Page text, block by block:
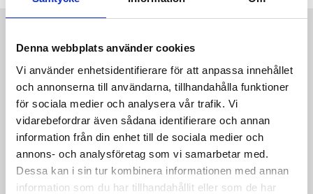
Denna webbplats använder cookies
Vi använder enhetsidentifierare för att anpassa innehållet
och annonserna till användarna, tillhandahålla funktioner
för sociala medier och analysera vår trafik. Vi
vidarebefordrar även sådana identifierare och annan
information från din enhet till de sociala medier och
annons- och analysföretag som vi samarbetar med.
Dessa kan i sin tur kombinera informationen med annan
information som du har tillhandahållit eller som de har
ProduktinformationSpecifikationerPristabell
Vår Basic spun dyed funktions t-shirt gjord med interlock
stickning, sidsömmar, förstärkt nackband samt en avtagbar
nacketikett för att enkelt kunna addera egen avsändare. Spun
dyed är en process där färgpigment adderas dirket till
textfibern. Detta reducerar markant såväl mängden vatten som
kemikalier som används vid själva produktionen. Vilket i sin tur
innebär en än mer miljövänlig produktion som dessutom ger ett
bättre färgdjup och färgbeständighet.